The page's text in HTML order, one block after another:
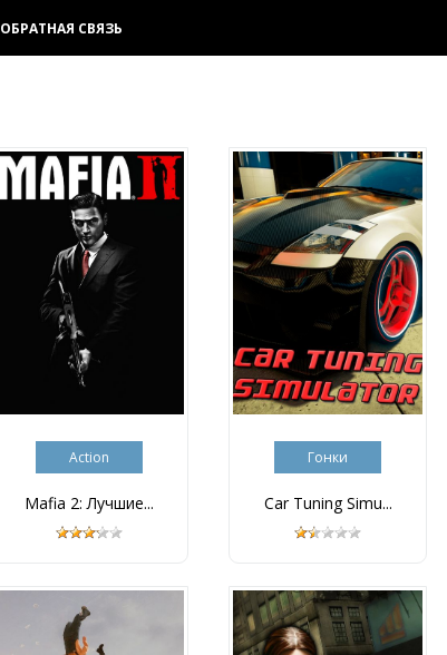
ОБРАТНАЯ СВЯЗЬ
Action
Mafia 2: Лучшие...
Гонки
Car Tuning Simu...